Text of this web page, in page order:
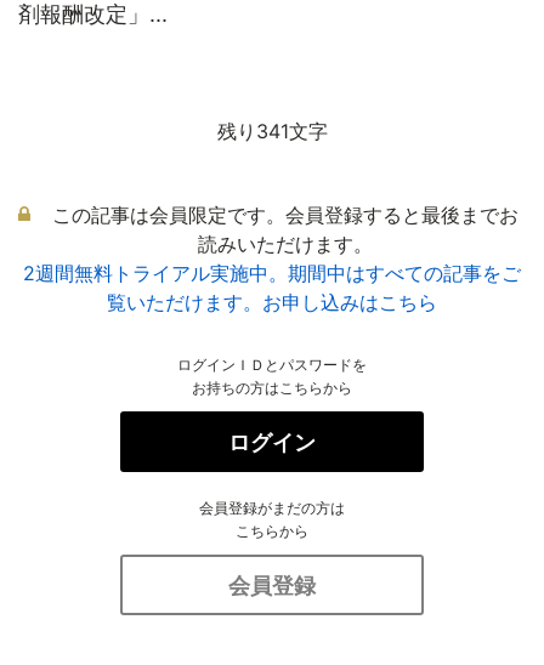
剤報酬改定」...
残り341文字
この記事は会員限定です。会員登録すると最後までお
読みいただけます。
2週間無料トライアル実施中。期間中はすべての記事をご
覧いただけます。お申し込みはこちら
ログインＩＤとパスワードを
お持ちの方はこちらから
ログイン
会員登録がまだの方は
こちらから
会員登録